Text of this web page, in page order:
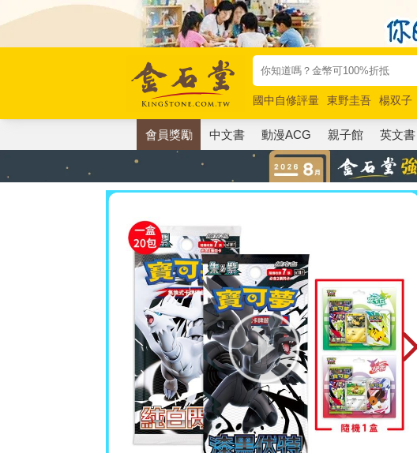
國中自修評量 東野圭吾 楊双子
唯紅花綻放
奧德賽 路邊攤新作
會員獎勵 中文書 動漫ACG 親子館 英文書